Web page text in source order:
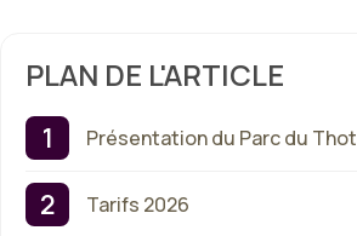
PLAN DE L'ARTICLE
Présentation du Parc du Thot
Tarifs 2026